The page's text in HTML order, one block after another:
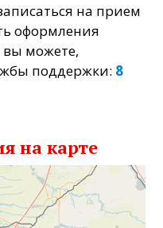
на прием
оформления
вы можете,
поддержки: 8
на карте